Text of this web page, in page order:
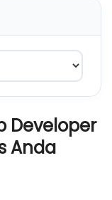
Developer
Anda